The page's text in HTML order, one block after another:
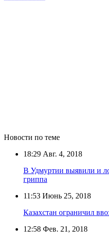
Новости по теме
18:29 Авг. 4, 2018
В Удмуртии выявили и
гриппа
11:53 Июнь 25, 2018
Казахстан ограничил
12:58 Фев. 21, 2018